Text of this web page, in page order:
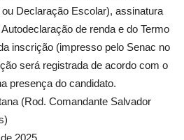
Declaração Escolar), assinatura
de renda e do Termo
inscrição (impresso pelo Senac no
será registrada de acordo com o
presença do candidato.
(Rod. Comandante Salvador